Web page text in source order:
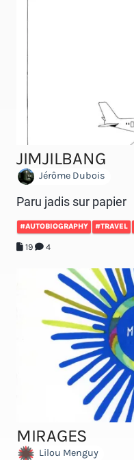
JIMJILBANG
Jérôme Dubois
Paru jadis sur papier
#AUTOBIOGRAPHY #TRAVEL
19 4
MIRAGES
Lilou Menguy